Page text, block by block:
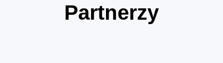
Partnerzy